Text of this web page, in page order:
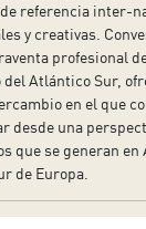
de referencia inter-
y creativas.
profesional
del Atlántico Sur,
en el que
desde una
que se generan en
de Europa.